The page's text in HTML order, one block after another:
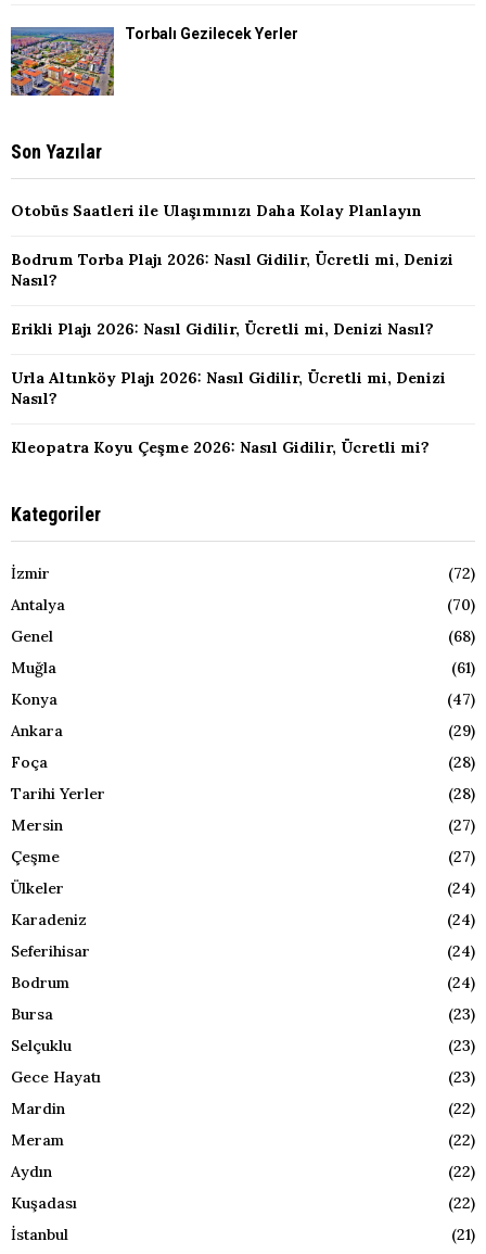
Torbalı Gezilecek Yerler
Son Yazılar
Otobüs Saatleri ile Ulaşımınızı Daha Kolay Planlayın
Bodrum Torba Plajı 2026: Nasıl Gidilir, Ücretli mi, Denizi
Nasıl?
Erikli Plajı 2026: Nasıl Gidilir, Ücretli mi, Denizi Nasıl?
Urla Altınköy Plajı 2026: Nasıl Gidilir, Ücretli mi, Denizi
Nasıl?
Kleopatra Koyu Çeşme 2026: Nasıl Gidilir, Ücretli mi?
Kategoriler
İzmir
(72)
Antalya
(70)
Genel
(68)
Muğla
(61)
Konya
(47)
Ankara
(29)
Foça
(28)
Tarihi Yerler
(28)
Mersin
(27)
Çeşme
(27)
Ülkeler
(24)
Karadeniz
(24)
Seferihisar
(24)
Bodrum
(24)
Bursa
(23)
Selçuklu
(23)
Gece Hayatı
(23)
Mardin
(22)
Meram
(22)
Aydın
(22)
Kuşadası
(22)
İstanbul
(21)